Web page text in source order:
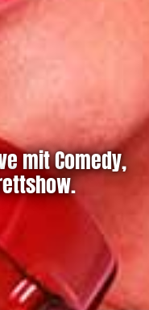
mit Comedy,